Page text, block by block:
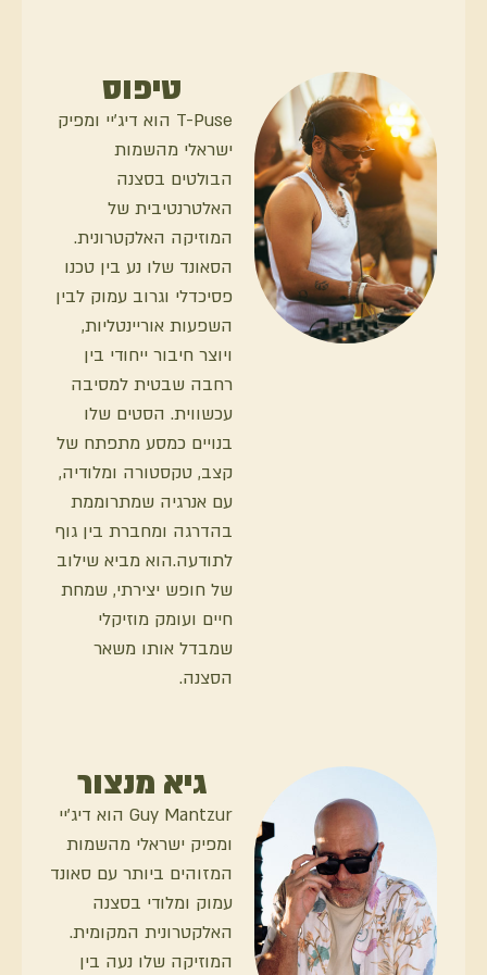
טיפוס
T-Puse הוא דיג׳יי ומפיק
ישראלי מהשמות
הבולטים בסצנה
האלטרנטיבית של
המוזיקה האלקטרונית.
הסאונד שלו נע בין טכנו
פסיכדלי וגרוב עמוק לבין
השפעות אוריינטליות,
ויוצר חיבור ייחודי בין
רחבה שבטית למסיבה
עכשווית. הסטים שלו
בנויים כמסע מתפתח של
קצב, טקסטורה ומלודיה,
עם אנרגיה שמתרוממת
בהדרגה ומחברת בין גוף
לתודעה.הוא מביא שילוב
של חופש יצירתי, שמחת
חיים ועומק מוזיקלי
שמבדל אותו משאר
הסצנה.
גיא מנצור
Guy Mantzur הוא דיג׳יי
ומפיק ישראלי מהשמות
המזוהים ביותר עם סאונד
עמוק ומלודי בסצנה
האלקטרונית המקומית.
המוזיקה שלו נעה בין